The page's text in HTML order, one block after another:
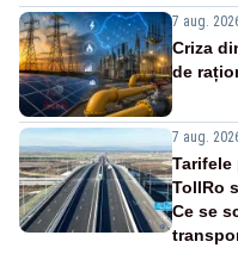
7 aug.
Criza
de
7 aug.
TollRo
Ce se